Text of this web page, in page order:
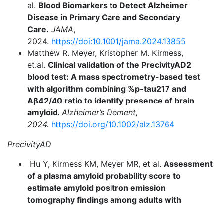
al. Blood Biomarkers to Detect Alzheimer
Disease in Primary Care and Secondary
Care. JAMA,
2024. https://doi:10.1001/jama.2024.13855
Matthew R. Meyer, Kristopher M. Kirmess,
et.al. Clinical validation of the PrecivityAD2
blood test: A mass spectrometry-based test
with algorithm combining %p-tau217 and
Aβ42/40 ratio to identify presence of brain
amyloid. Alzheimer’s Dement,
2024. https://doi.org/10.1002/alz.13764
PrecivityAD
Hu Y, Kirmess KM, Meyer MR, et al. Assessment
of a plasma amyloid probability score to
estimate amyloid positron emission
tomography findings among adults with